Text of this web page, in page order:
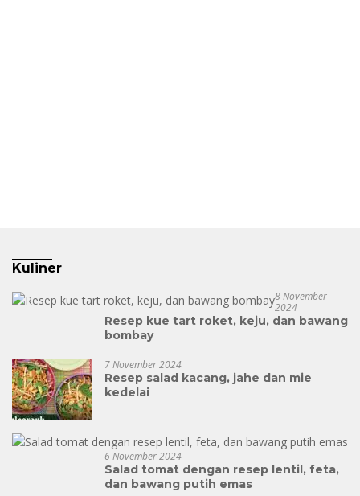
Kuliner
8 November
2024
Resep kue tart roket, keju, dan bawang
bombay
7 November 2024
Resep salad kacang, jahe dan mie
kedelai
6 November 2024
Salad tomat dengan resep lentil, feta,
dan bawang putih emas